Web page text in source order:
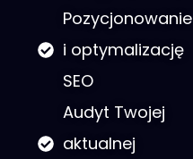
Pozycjonowanie
i optymalizację
SEO
Audyt Twojej
aktualnej